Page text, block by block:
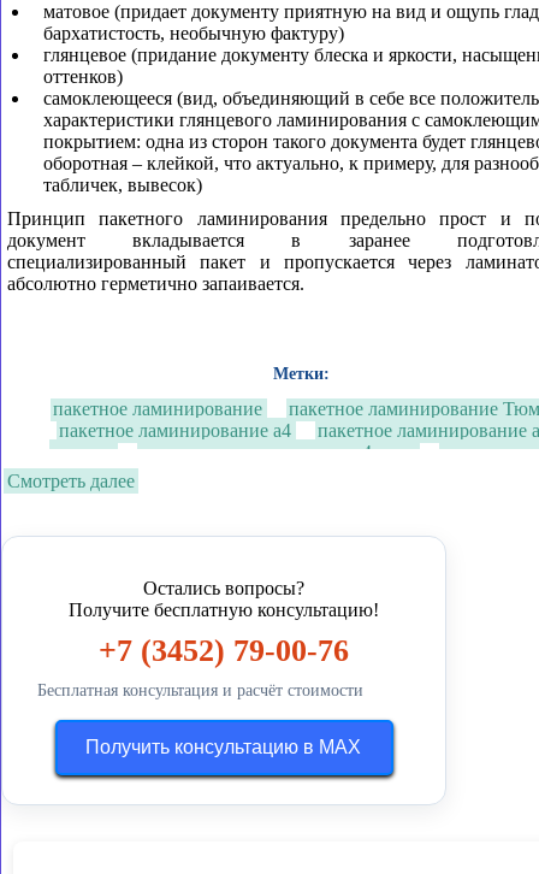
матовое (придает документу приятную на вид и ощупь
бархатистость, необычную фактуру)
глянцевое (придание документу блеска и яркости,
оттенков)
самоклеющееся (вид, объединяющий в себе все
характеристики глянцевого ламинирования с
покрытием: одна из сторон такого документа будет
оборотная – клейкой, что актуально, к примеру, для
табличек, вывесок)
Принцип пакетного ламинирования предельно прост и
документ вкладывается в заранее
специализированный пакет и пропускается через
абсолютно герметично запаивается.
Метки:
пакетное ламинирование
пакетное ламинирование
пакетное ламинирование а4
пакетное ламинирование
тюмени
пакетное ламинирование а4 цена
пакетное
Смотреть далее
Остались вопросы?
Получите бесплатную консультацию!
+7 (3452) 79-00-76
Бесплатная консультация и расчёт стоимости
Получить консультацию в MAX